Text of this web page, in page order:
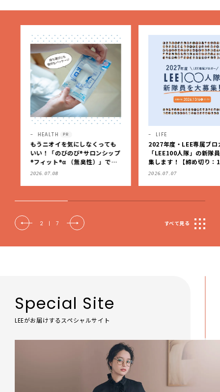
HEALTH PR
もうニオイを気にしなくっても
いい！「のびのび®サロンシップ
®フィット®α （無臭性）」で、
肩こりや足腰のダルさを出先で
2026.07.08
LIFE
2027年度・LEE専属ブロガ
「LEE100人隊」の新隊員
集します！【締め切り：
（火）】
2026.07.07
2 | 7 すべて見る
Special Site
LEEがお届けするスペシャルサイト